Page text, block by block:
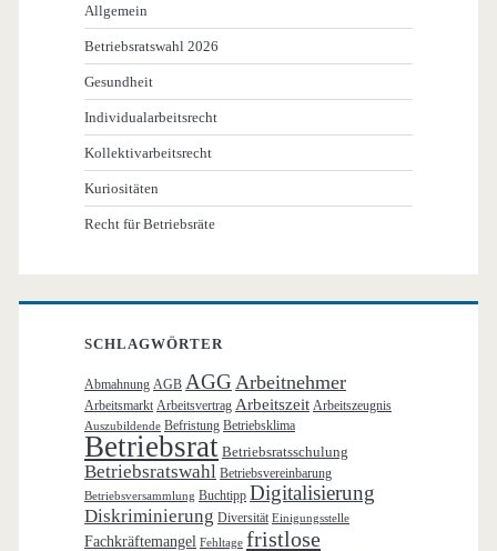
Allgemein
Betriebsratswahl 2026
Gesundheit
Individualarbeitsrecht
Kollektivarbeitsrecht
Kuriositäten
Recht für Betriebsräte
SCHLAGWÖRTER
Abmahnung AGB AGG Arbeitnehmer
Arbeitsmarkt Arbeitsvertrag Arbeitszeit Arbeitszeugnis
Auszubildende Befristung Betriebsklima
Betriebsrat Betriebsratsschulung
Betriebsratswahl Betriebsvereinbarung
Betriebsversammlung Buchtipp Digitalisierung
Diskriminierung Diversität Einigungsstelle
Fachkräftemangel Fehltage fristlose